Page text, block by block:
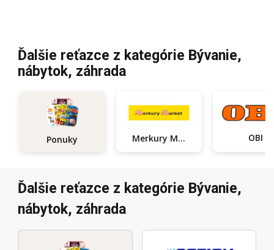
Ďalšie reťazce z kategórie Bývanie,
nábytok, záhrada
Ponuky Merkury Market OBI
Ďalšie reťazce z kategórie Bývanie,
nábytok, záhrada